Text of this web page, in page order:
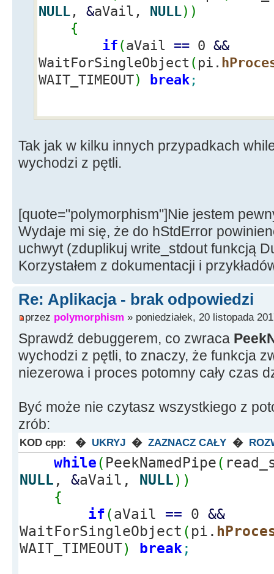
CloseHandle( write_stdout
CloseHandle
( read_stdout
return
true;
NULL , &aVail, NULL) )
{
if (aVail == 0 &&
WaitForSingleObject ( pi.
WAIT_TIMEOUT) break ;
...
Application->
odblokuje GUI
Tak jak w kilku innych przypadkach
wychodzi z pętli.
[quote="polymorphism"]Nie jestem
Wydaje mi się, że do hStdError
uchwyt (zduplikuj write_stdout funkcją
Korzystałem z dokumentacji i
Re: Aplikacja - brak odpowiedzi
przez polymorphism » poniedziałek, 20 listopada
Sprawdź debuggerem, co zwraca
wychodzi z pętli, to znaczy, że funkcja
niezerowa i proces potomny cały czas
Być może nie czytasz wszystkiego z
zrób:
KOD cpp: � UKRYJ � ZAZNACZ CAŁY �
while( PeekNamedPipe(
NULL , &aVail, NULL) )
{
if(aVail == 0 &&
WaitForSingleObject ( pi.
WAIT_TIMEOUT) break;